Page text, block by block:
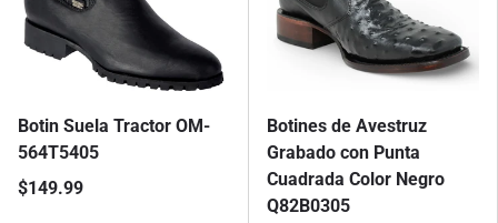
Botin Suela Tractor OM-
564T5405
$149.99
Botines de Avestruz
Grabado con Punta
Cuadrada Color Negro
Q82B0305